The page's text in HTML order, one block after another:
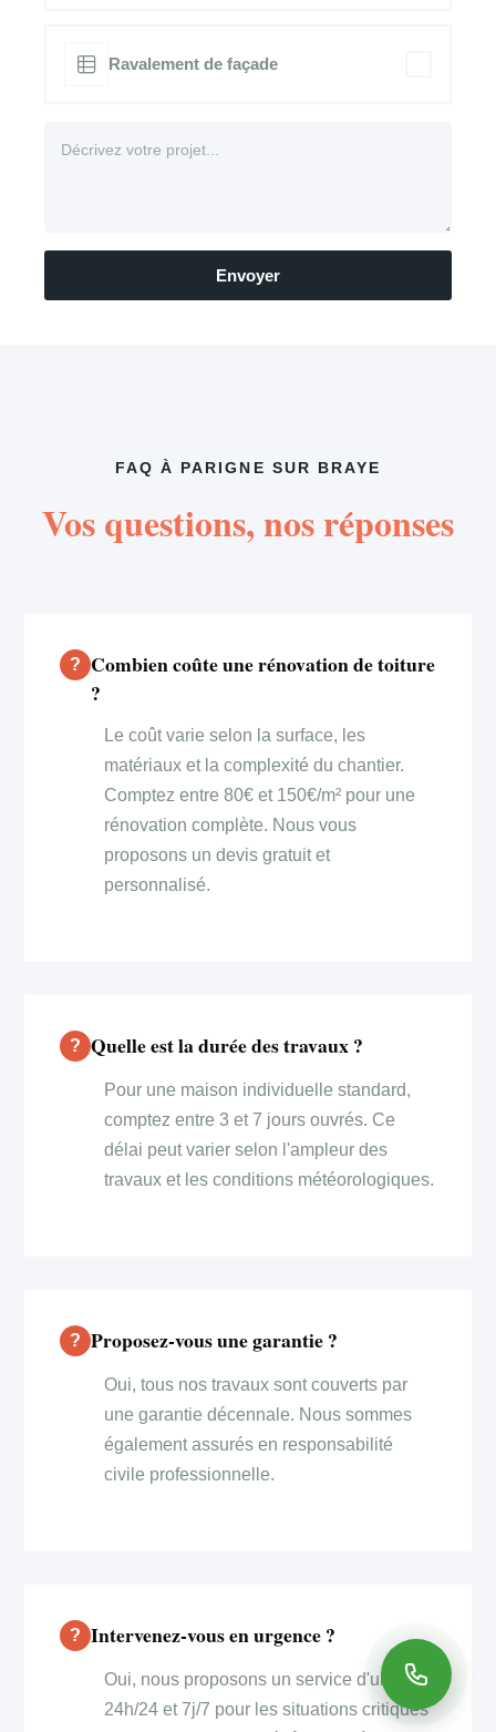
Ravalement de façade
Envoyer
FAQ À PARIGNE SUR BRAYE
Vos questions, nos réponses
Combien coûte une rénovation de toiture
?
Le coût varie selon la surface, les
matériaux et la complexité du chantier.
Comptez entre 80€ et 150€/m² pour une
rénovation complète. Nous vous
proposons un devis gratuit et
personnalisé.
Quelle est la durée des travaux ?
Pour une maison individuelle standard,
comptez entre 3 et 7 jours ouvrés. Ce
délai peut varier selon l'ampleur des
travaux et les conditions météorologiques.
Proposez-vous une garantie ?
Oui, tous nos travaux sont couverts par
une garantie décennale. Nous sommes
également assurés en responsabilité
civile professionnelle.
Intervenez-vous en urgence ?
Oui, nous proposons un service d'urgence
24h/24 et 7j/7 pour les situations critiques